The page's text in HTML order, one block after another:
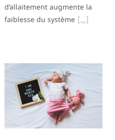
d’allaitement augmente la
faiblesse du système